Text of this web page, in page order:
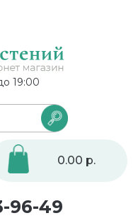
19:00
0.00 р.
96-49